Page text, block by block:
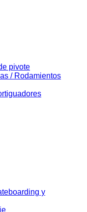
pivote
/ Rodamientos
y